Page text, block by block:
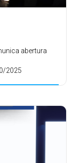
abertura
2025